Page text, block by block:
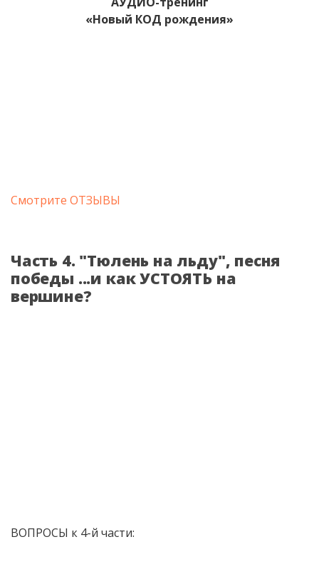
«Новый КОД рождения»
Смотрите ОТЗЫВЫ
Часть 4. "Тюлень на льду", песня
победы ...и как УСТОЯТЬ на
вершине?
ВОПРОСЫ к 4-й части: